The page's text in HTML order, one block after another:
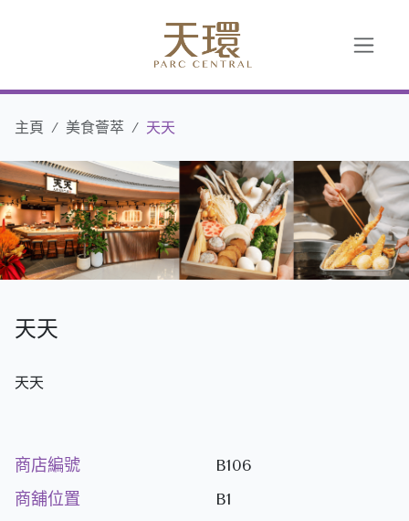
主頁 美食薈萃 天天
天天
天天
商店編號
B106
商舖位置
B1